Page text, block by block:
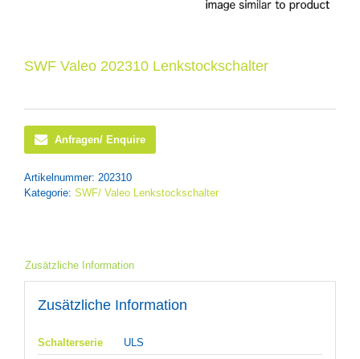
SWF Valeo 202310 Lenkstockschalter
Anfragen/ Enquire
Artikelnummer: 202310
Kategorie: SWF/ Valeo Lenkstockschalter
Zusätzliche Information
Zusätzliche Information
Schalterserie
ULS